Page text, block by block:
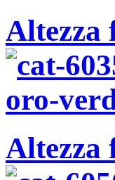
Altezza
Altezza